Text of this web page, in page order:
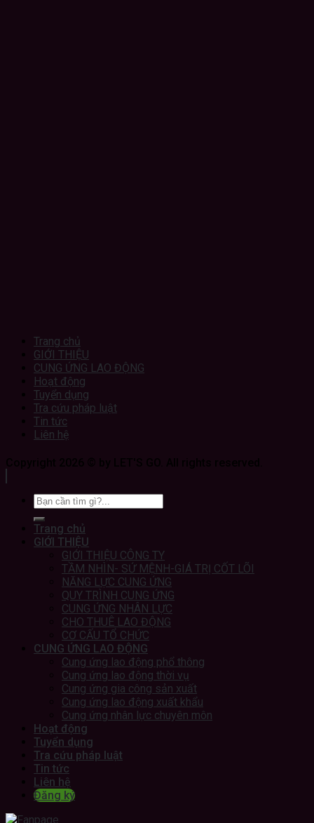
Trang chủ
GIỚI THIỆU
CUNG ỨNG LAO ĐỘNG
Hoạt động
Tuyển dụng
Tra cứu pháp luật
Tin tức
Liên hệ
Trang chủ
GIỚI THIỆU
GIỚI THIỆU CÔNG TY
TẦM NHÌN- SỨ MỆNH-GIÁ TRỊ CỐT LÕI
NĂNG LỰC CUNG ỨNG
QUY TRÌNH CUNG ỨNG
CUNG ỨNG NHÂN LỰC
CHO THUÊ LAO ĐỘNG
CƠ CẤU TỔ CHỨC
CUNG ỨNG LAO ĐỘNG
Cung ứng lao động phổ thông
Cung ứng lao động thời vụ
Cung ứng gia công sản xuất
Cung ứng lao động xuất khẩu
Cung ứng nhân lực chuyên môn
Hoạt động
Tuyển dụng
Tra cứu pháp luật
Tin tức
Liên hệ
Đăng ký